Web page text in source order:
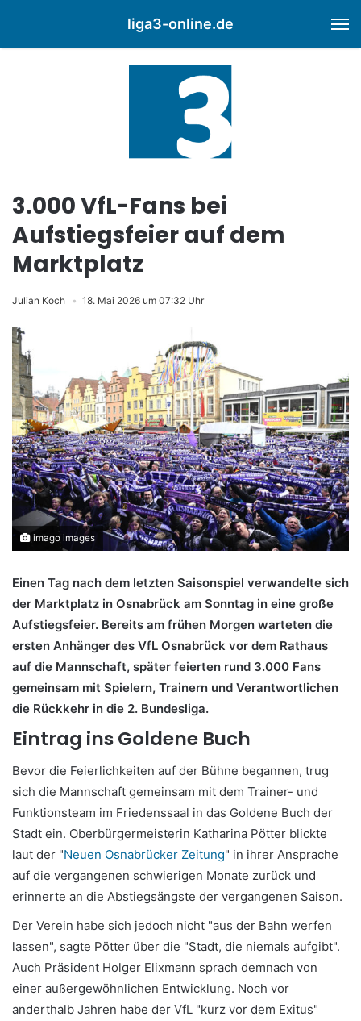
liga3-online.de
3.000 VfL-Fans bei
Aufstiegsfeier auf dem
Marktplatz
Julian Koch 18. Mai 2026 um 07:32 Uhr
imago images
Einen Tag nach dem letzten Saisonspiel verwandelte sich
der Marktplatz in Osnabrück am Sonntag in eine große
Aufstiegsfeier. Bereits am frühen Morgen warteten die
ersten Anhänger des VfL Osnabrück vor dem Rathaus
auf die Mannschaft, später feierten rund 3.000 Fans
gemeinsam mit Spielern, Trainern und Verantwortlichen
die Rückkehr in die 2. Bundesliga.
Eintrag ins Goldene Buch
Bevor die Feierlichkeiten auf der Bühne begannen, trug
sich die Mannschaft gemeinsam mit dem Trainer- und
Funktionsteam im Friedenssaal in das Goldene Buch der
Stadt ein. Oberbürgermeisterin Katharina Pötter blickte
laut der "Neuen Osnabrücker Zeitung" in ihrer Ansprache
auf die vergangenen schwierigen Monate zurück und
erinnerte an die Abstiegsängste der vergangenen Saison.
Der Verein habe sich jedoch nicht "aus der Bahn werfen
lassen", sagte Pötter über die "Stadt, die niemals aufgibt".
Auch Präsident Holger Elixmann sprach demnach von
einer außergewöhnlichen Entwicklung. Noch vor
anderthalb Jahren habe der VfL "kurz vor dem Exitus"